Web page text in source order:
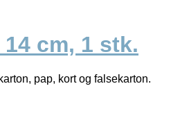
cm, 1 stk.
pap, kort og falsekarton.